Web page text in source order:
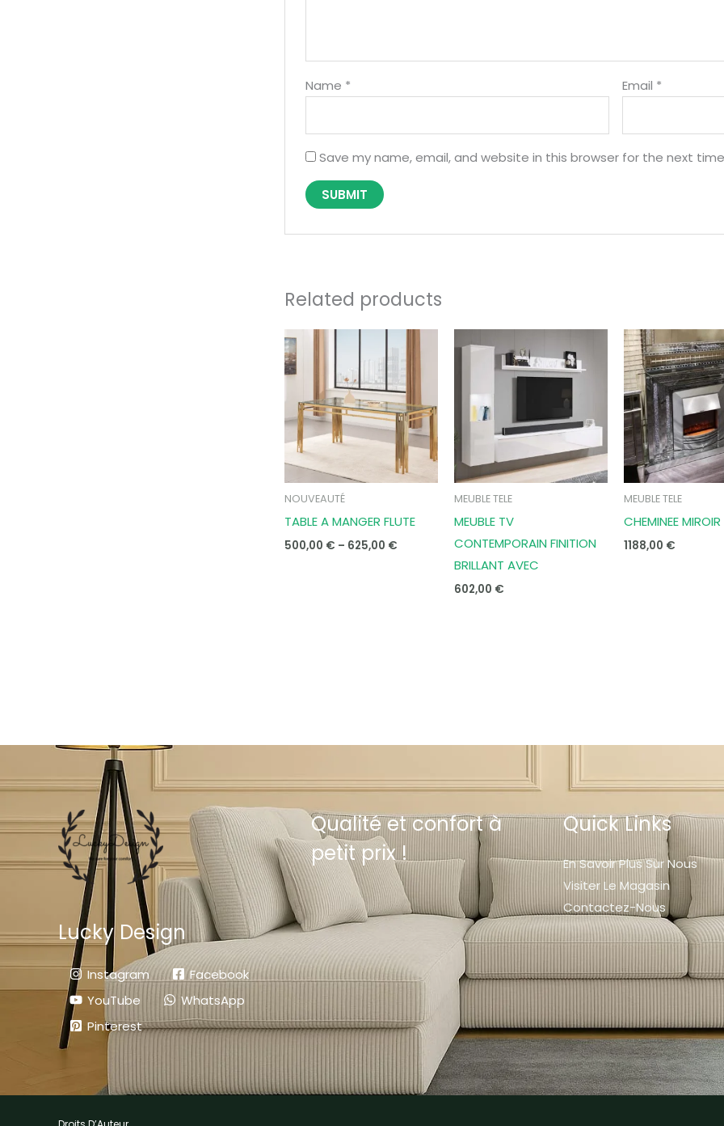
Name * Email *
Save my name, email, and website in this browser for the next
Related products
NOUVEAUTÉ
TABLE A MANGER FLUTE
500,00 € – 625,00 €
625,00 €
MEUBLE TELE
MEUBLE TV
CONTEMPORAIN FINITION
BRILLANT AVEC
602,00 €
MEUBLE TELE
CHEMINEE MIROIR
1188,00 €
Lucky Design
Instagram
Facebook
YouTube
WhatsApp
Pinterest
Qualité et confort à
petit prix !
Quick Links
En Savoir Plus Sur Nous
Visiter Le Magasin
Contactez-Nous